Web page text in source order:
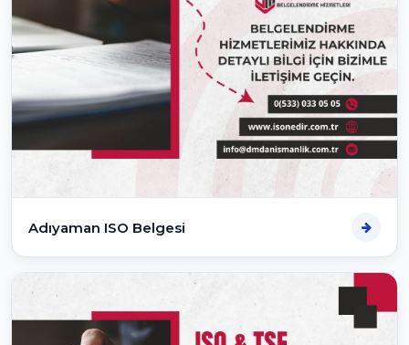
Adıyaman ISO Belgesi